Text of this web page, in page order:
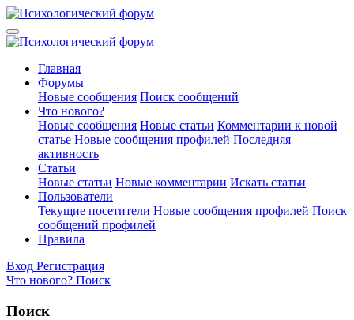
Главная
Форумы
Новые сообщения Поиск сообщений
Что нового?
Новые сообщения Новые статьи Комментарии к новой
статье Новые сообщения профилей Последняя
активность
Статьи
Новые статьи Новые комментарии Искать статьи
Пользователи
Текущие посетители Новые сообщения профилей Поиск
сообщений профилей
Правила
Вход Регистрация
Что нового? Поиск
Поиск